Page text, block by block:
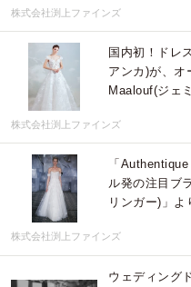
株式会社渕上ファインズ
国内初！ドレ
アンカ)が、オ
Maalouf(ジェ
株式会社渕上ファインズ
「
ル発の注目ブ
リンガー)」よ
株式会社渕上ファインズ
ウェディング